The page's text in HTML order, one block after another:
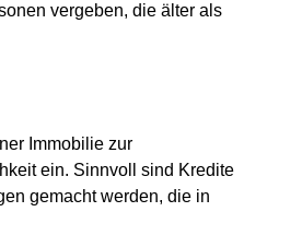
vergeben, die älter als
Immobilie zur
ein. Sinnvoll sind Kredite
gemacht werden, die in